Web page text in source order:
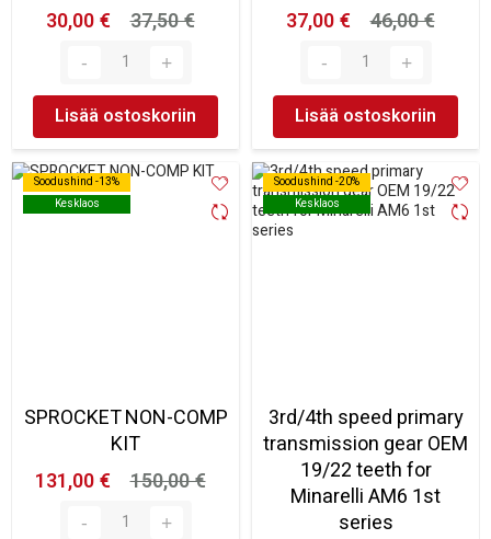
30,00 €
37,50 €
Lisää ostoskoriin
37,00 €
46,00 €
Lisää ostoskoriin
Soodushind -13%
Kesklaos
Soodushind -13%
Kesklaos
SPROCKET NON-COMP
KIT
131,00 €
150,00 €
Soodushind -20%
Kesklaos
Soodushind -20%
Kesklaos
3rd/4th speed primary
transmission gear OEM
19/22 teeth for
Minarelli AM6 1st
series